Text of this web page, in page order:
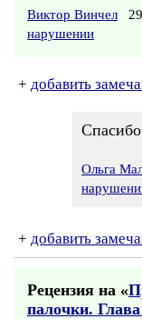
Виктор Винчел
нарушении
+ добавить
Ольга
+ добавить
Рецензия на «
палочки.